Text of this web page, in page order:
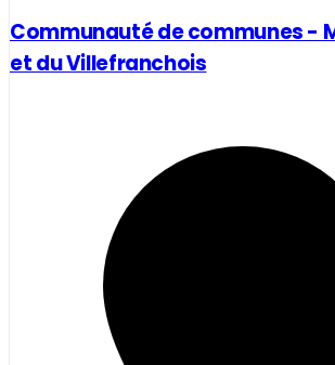
Communauté de communes -
et du Villefranchois